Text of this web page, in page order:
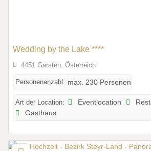
Wedding by the Lake ****
4451 Garsten, Österreich
Personenanzahl: max. 230 Personen
Art der Location: Eventlocation
Gasthaus